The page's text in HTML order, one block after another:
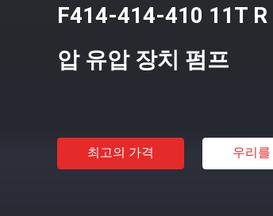
F414-414-410 11T
압 유압 장치 펌프
최고의 가격 우리를